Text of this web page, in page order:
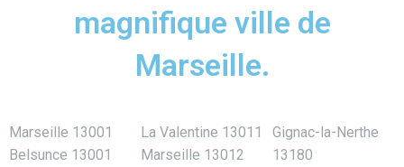
magnifique ville de
Marseille.
Marseille 13001
Belsunce 13001
La Valentine 13011
Marseille 13012
Gignac-la-Nerthe
13180